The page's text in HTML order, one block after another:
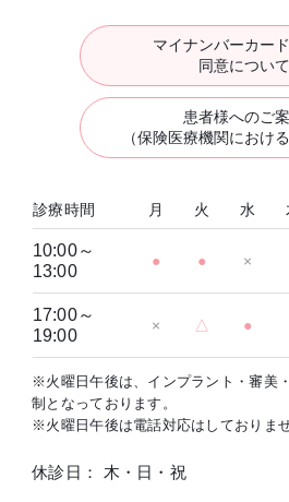
マイナンバーカー
同意について
患者様へのご
（保険医療機関におけ
診療時間 月 火 水
10:00～
13:00
● ● ×
17:00～
19:00
× △ ●
※火曜日午後は、インプラント・審美
制となっております。
※火曜日午後は電話対応はしておりませ
休診日： 木・日・祝